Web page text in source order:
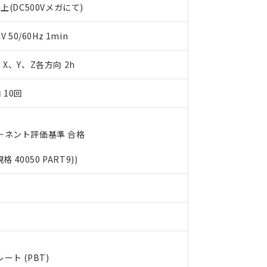
(DC500Vメガにて)
50/60Hz 1min
、Y、Z各方向 2h
10回
ネント評価基準 合格
格 40050 PART9))
ート (PBT)
用者とは、"個人情報の共同利用に関して"
ます。
質）の非含有証明書
書（当社基準）
点で非含有を証明するもので、過去に遡って非含有を証明するも
タル酸エステル類４物質の対応では、対応完了までの期間は出
考欄に対応日を記載しておりました。
への在庫切替を完了していることから、特段のことがない限り、
。